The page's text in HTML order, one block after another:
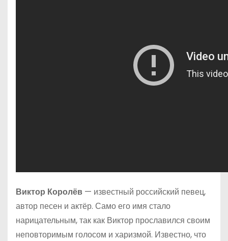
Виктор Королёв — известный российский певец,
автор песен и актёр. Само его имя стало
нарицательным, так как Виктор прославился своим
неповторимым голосом и харизмой. Известно, что